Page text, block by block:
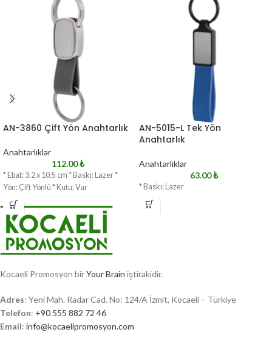
AN-3860 Çift Yön Anahtarlık
Anahtarlıklar
112.00₺
* Ebat: 3.2 x 10.5 cm * Baskı: Lazer *
Yön: Çift Yönlü * Kutu: Var
AN-5015-L Tek Yön
Anahtarlık
Anahtarlıklar
63.00₺
* Baskı: Lazer
Kocaeli Promosyon birYour Brain iştirakidir.
Adres: Yeni Mah. Radar Cad. No: 124/A İzmit, Kocaeli – Türkiye
Telefon: +90 555 882 72 46
Email: info@kocaelipromosyon.com